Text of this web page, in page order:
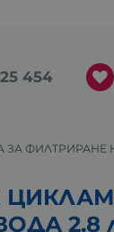
454
ФИЛТРИРАНЕ
2.8